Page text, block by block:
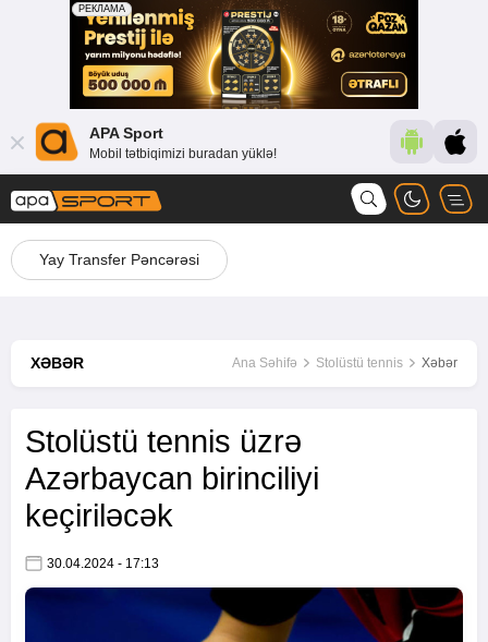
APA Sport
Mobil tətbiqimizi buradan yüklə!
Yay Transfer Pəncərəsi
XƏBƏR Ana Səhifə Stolüstü tennis Xəbər
Stolüstü tennis üzrə
Azərbaycan birinciliyi
keçiriləcək
30.04.2024 - 17:13